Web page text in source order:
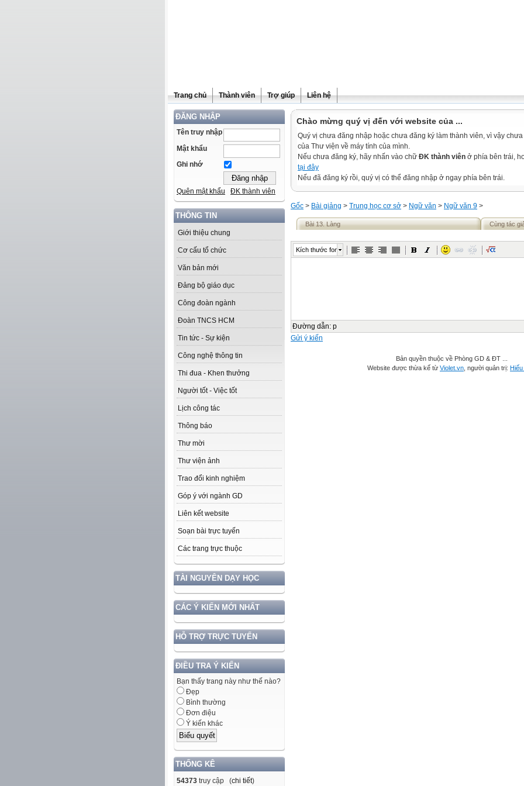
Trang chủ Thành viên Trợ giúp Liên hệ
ĐĂNG NHẬP
Tên truy nhập
Mật khẩu
Ghi nhớ
Quên mật khẩu ĐK thành viên
THÔNG TIN
Giới thiệu chung
Cơ cấu tổ chức
Văn bản mới
Đảng bộ giáo dục
Công đoàn ngành
Đoàn TNCS HCM
Tin tức - Sự kiện
Công nghệ thông tin
Thi đua - Khen thưởng
Người tốt - Việc tốt
Lịch công tác
Thông báo
Thư mời
Thư viện ảnh
Trao đổi kinh nghiệm
Góp ý với ngành GD
Liên kết website
Soạn bài trực tuyến
Các trang trực thuộc
TÀI NGUYÊN DẠY HỌC
CÁC Ý KIẾN MỚI NHẤT
HỖ TRỢ TRỰC TUYẾN
ĐIỀU TRA Ý KIẾN
Bạn thấy trang này như thế nào?
Đẹp
Bình thường
Đơn điệu
Ý kiến khác
THỐNG KÊ
54373 truy cập (chi tiết)
Chào mừng quý vị đến với website của ...
Quý vị chưa đăng nhập hoặc chưa đăng ký làm thành viên, vì vậy
của Thư viện về máy tính của mình.
Nếu chưa đăng ký, hãy nhấn vào chữ ĐK thành viên ở phía bên trái,
tại đây
Nếu đã đăng ký rồi, quý vị có thể đăng nhập ở ngay phía bên trái.
Gốc > Bài giảng > Trung học cơ sở > Ngữ văn > Ngữ văn 9 >
Bài 13. Làng Cùng tác
Kích thước font
Đường dẫn: p
Gửi ý kiến
Bản quyền thuộc về Phòng GD & ĐT ...
Website được thừa kế từ Violet.vn , người quản trị: Hiếu